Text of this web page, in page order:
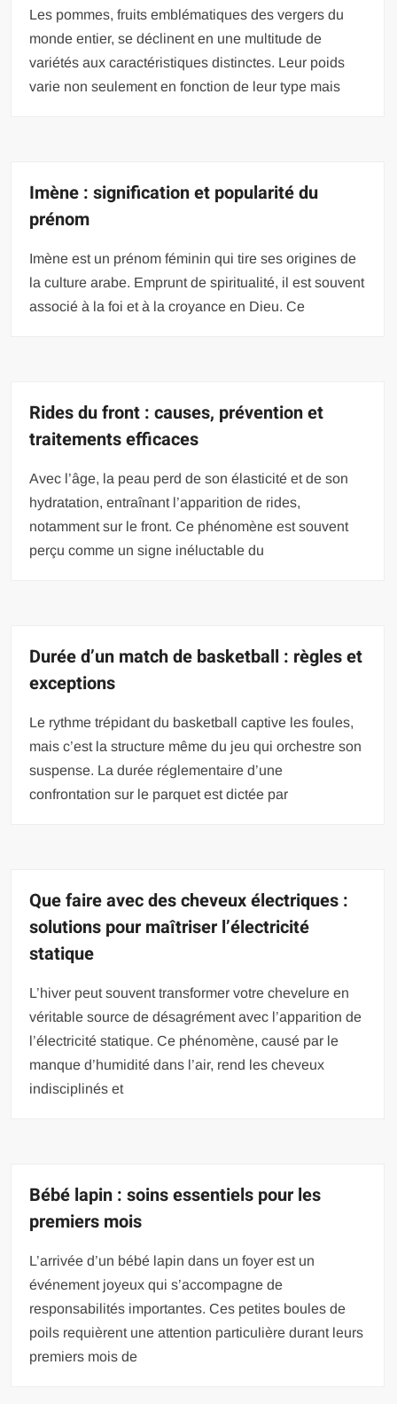
Les pommes, fruits emblématiques des vergers du
monde entier, se déclinent en une multitude de
variétés aux caractéristiques distinctes. Leur poids
varie non seulement en fonction de leur type mais
Imène : signification et popularité du
prénom
Imène est un prénom féminin qui tire ses origines de
la culture arabe. Emprunt de spiritualité, il est souvent
associé à la foi et à la croyance en Dieu. Ce
Rides du front : causes, prévention et
traitements efficaces
Avec l’âge, la peau perd de son élasticité et de son
hydratation, entraînant l’apparition de rides,
notamment sur le front. Ce phénomène est souvent
perçu comme un signe inéluctable du
Durée d’un match de basketball : règles et
exceptions
Le rythme trépidant du basketball captive les foules,
mais c’est la structure même du jeu qui orchestre son
suspense. La durée réglementaire d’une
confrontation sur le parquet est dictée par
Que faire avec des cheveux électriques :
solutions pour maîtriser l’électricité
statique
L’hiver peut souvent transformer votre chevelure en
véritable source de désagrément avec l’apparition de
l’électricité statique. Ce phénomène, causé par le
manque d’humidité dans l’air, rend les cheveux
indisciplinés et
Bébé lapin : soins essentiels pour les
premiers mois
L’arrivée d’un bébé lapin dans un foyer est un
événement joyeux qui s’accompagne de
responsabilités importantes. Ces petites boules de
poils requièrent une attention particulière durant leurs
premiers mois de